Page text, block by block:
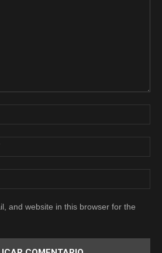
and website in this browser for the